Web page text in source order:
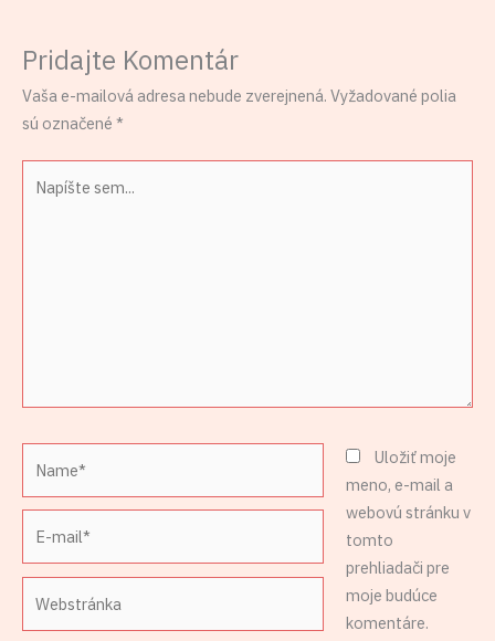
Pridajte Komentár
Vaša e-mailová adresa nebude zverejnená. Vyžadované polia
sú označené *
sem...
Uložiť moje
meno, e-mail a
webovú stránku v
tomto
prehliadači pre
moje budúce
komentáre.